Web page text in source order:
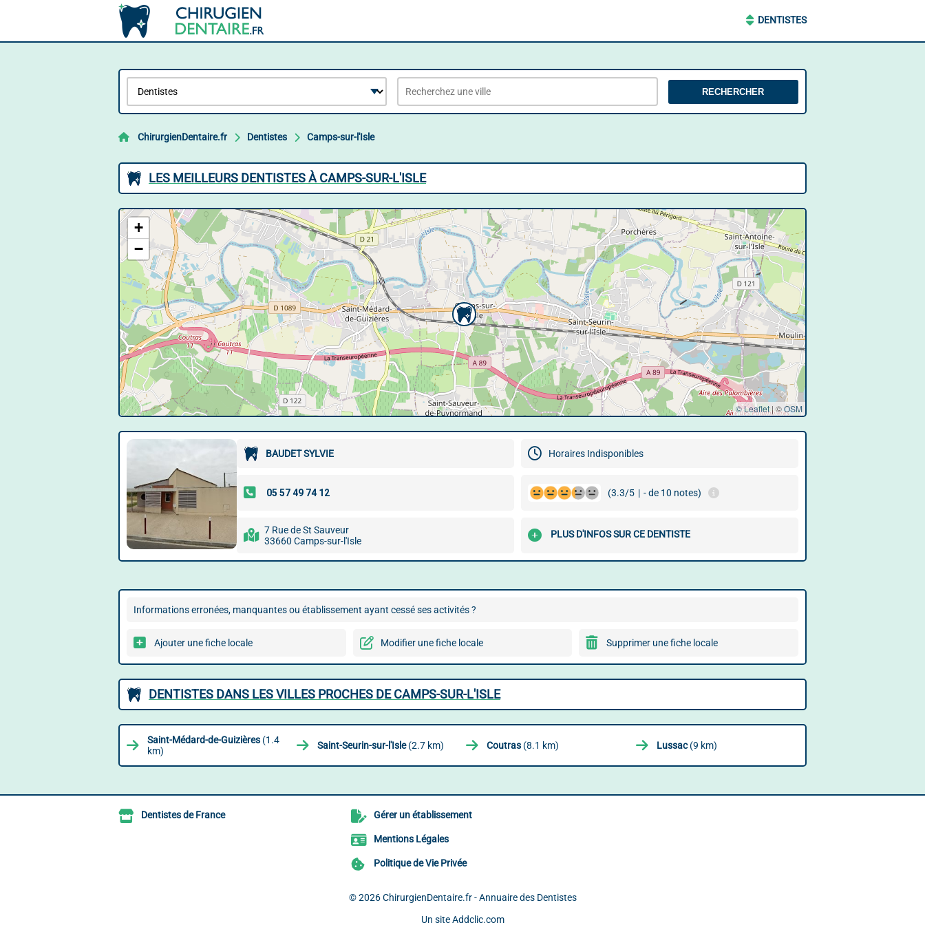
DENTISTES
RECHERCHER
ChirurgienDentaire.fr Dentistes Camps-sur-l'Isle
LES MEILLEURS DENTISTES À CAMPS-SUR-L'ISLE
+
−
© Leaflet | ©OSM
BAUDET SYLVIE Horaires Indisponibles
(3.3/5 | - de 10 notes)
7 Rue de St Sauveur
33660 Camps-sur-l'Isle
PLUS D'INFOS SUR CE DENTISTE
Informations erronées, manquantes ou établissement ayant cessé ses activités ?
Ajouter une fiche locale Modifier une fiche locale Supprimer une fiche locale
DENTISTES DANS LES VILLES PROCHES DE CAMPS-SUR-L'ISLE
Saint-Médard-de-Guizières (1.4
km)
Saint-Seurin-sur-l'Isle(2.7 km) Coutras (8.1 km) Lussac(9 km)
Dentistes de France Gérer un établissement
Mentions Légales
Politique de Vie Privée
© 2026 ChirurgienDentaire.fr - Annuaire des Dentistes
Un site Addclic.com